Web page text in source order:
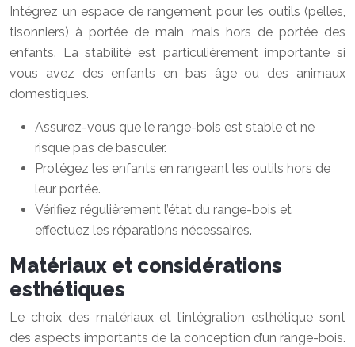
Intégrez un espace de rangement pour les outils (pelles,
tisonniers) à portée de main, mais hors de portée des
enfants. La stabilité est particulièrement importante si
vous avez des enfants en bas âge ou des animaux
domestiques.
Assurez-vous que le range-bois est stable et ne
risque pas de basculer.
Protégez les enfants en rangeant les outils hors de
leur portée.
Vérifiez régulièrement l’état du range-bois et
effectuez les réparations nécessaires.
Matériaux et considérations
esthétiques
Le choix des matériaux et l’intégration esthétique sont
des aspects importants de la conception d’un range-bois.